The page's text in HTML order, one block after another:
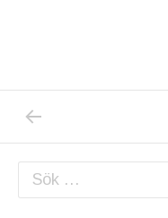
Sök efter: